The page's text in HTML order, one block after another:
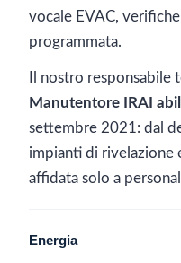
vocale EVAC,
programmata.
Il nostro responsabile
Manutentore IRAI
settembre 2021: dal
impianti di rivelazione
affidata solo a
Energia